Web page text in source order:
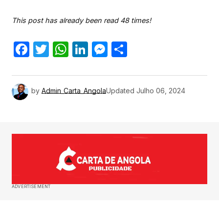
This post has already been read 48 times!
Facebook
Twitter
WhatsApp
LinkedIn
Messenger
by Admin_Carta_AngolaUpdated Julho 06, 2024
ADVERTISEMENT